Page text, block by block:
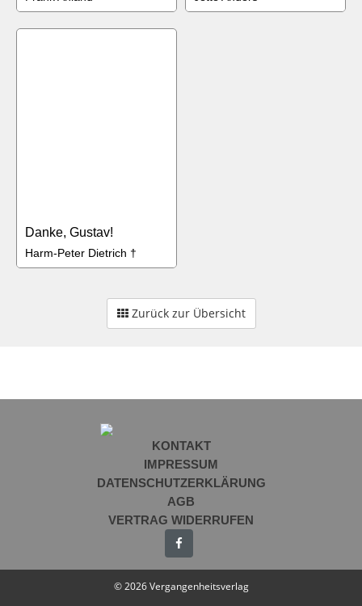
Danke, Gustav!
Harm-Peter Dietrich †
Zurück zur Übersicht
KONTAKT
IMPRESSUM
DATENSCHUTZERKLÄRUNG
AGB
VERTRAG WIDERRUFEN
© 2026 Vergangenheitsverlag